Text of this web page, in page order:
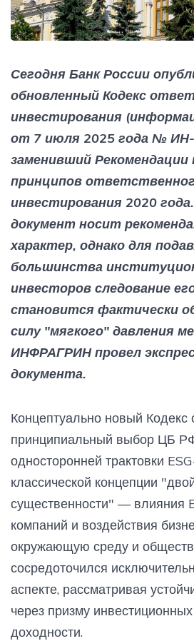
Сегодня Банк России
обновленный Кодекс
инвестирования
от 7 июля 2025 года №
заменивший Рекомендации
принципов
инвестирования 2020
документ носит
характер, однако для
большинства
инвесторов следование
становится фактически
силу "мягкого" давления
ИНФРАГРИН провел
документа.
Концептуально новый Кодекс
принципиальный выбор ЦБ
односторонней трактовки
классической концепции
существенности" — влияния
компаний и воздействия
окружающую среду и
сосредоточился
аспекте, рассматривая
через призму
доходности.